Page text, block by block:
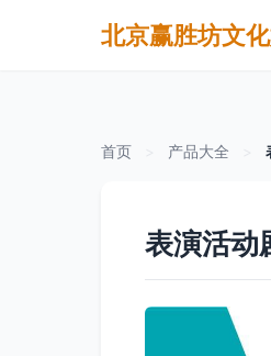
北京赢胜坊文
首页 产品大全
表演活动